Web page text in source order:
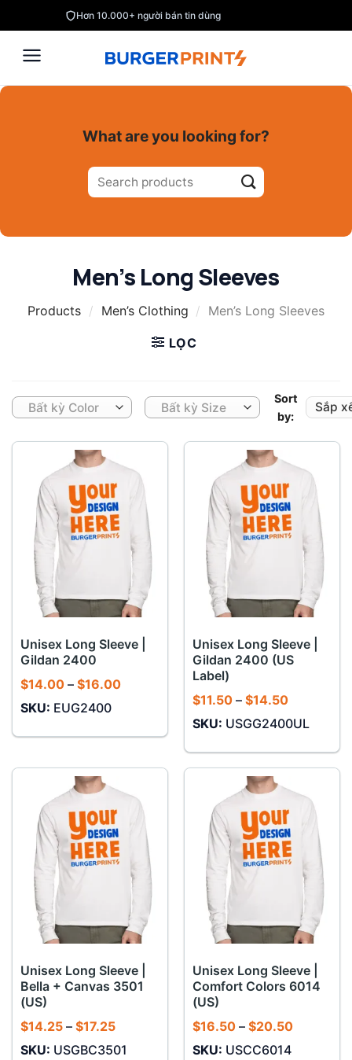
to
content
Hơn 10.000+ người bán tin dùng
What are you looking for?
Tìm
kiếm:
Men’s Long Sleeves
Products / Men’s Clothing / Men’s Long Sleeves
LỌC
Bất kỳ Color Bất kỳ Size
Sort
by:
Unisex Long Sleeve |
Gildan 2400
$14.00 – $16.00Khoảng
đến
SKU: EUG2400
Unisex Long Sleeve |
Gildan 2400 (US
Label)
$11.50 – $14.50Khoảng
từ
đến
SKU: USGG2400UL
Unisex Long Sleeve |
Bella + Canvas 3501
(US)
$14.25 – $17.25Khoảng
từ
SKU: USGBC3501
Unisex Long Sleeve |
Comfort Colors 6014
(US)
$16.50 – $20.50Khoảng
SKU: USCC6014